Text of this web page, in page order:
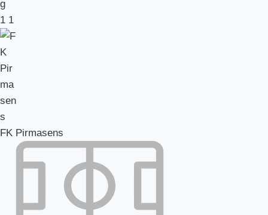
1 1
FK Pirmasens